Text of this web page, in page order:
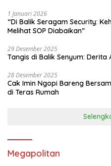
1 Januari 2026
“Di Balik Seragam Security:
Melihat SOP Diabaikan”
29 Desember 2025
Tangis di Balik Senyum:
28 Desember 2025
Cak Imin Ngopi Bareng
di Teras Rumah
Megapolitan